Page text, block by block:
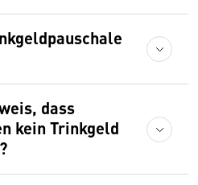
dass
kein Trinkgeld